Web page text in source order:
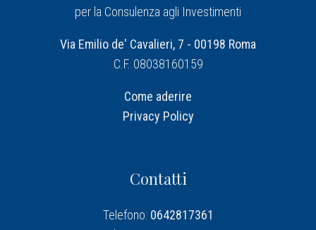
per la Consulenza agli Investimenti
Via Emilio de' Cavalieri, 7 - 00198 Roma
C.F. 08038160159
Come aderire
Privacy Policy
Contatti
Telefono: 0642817361